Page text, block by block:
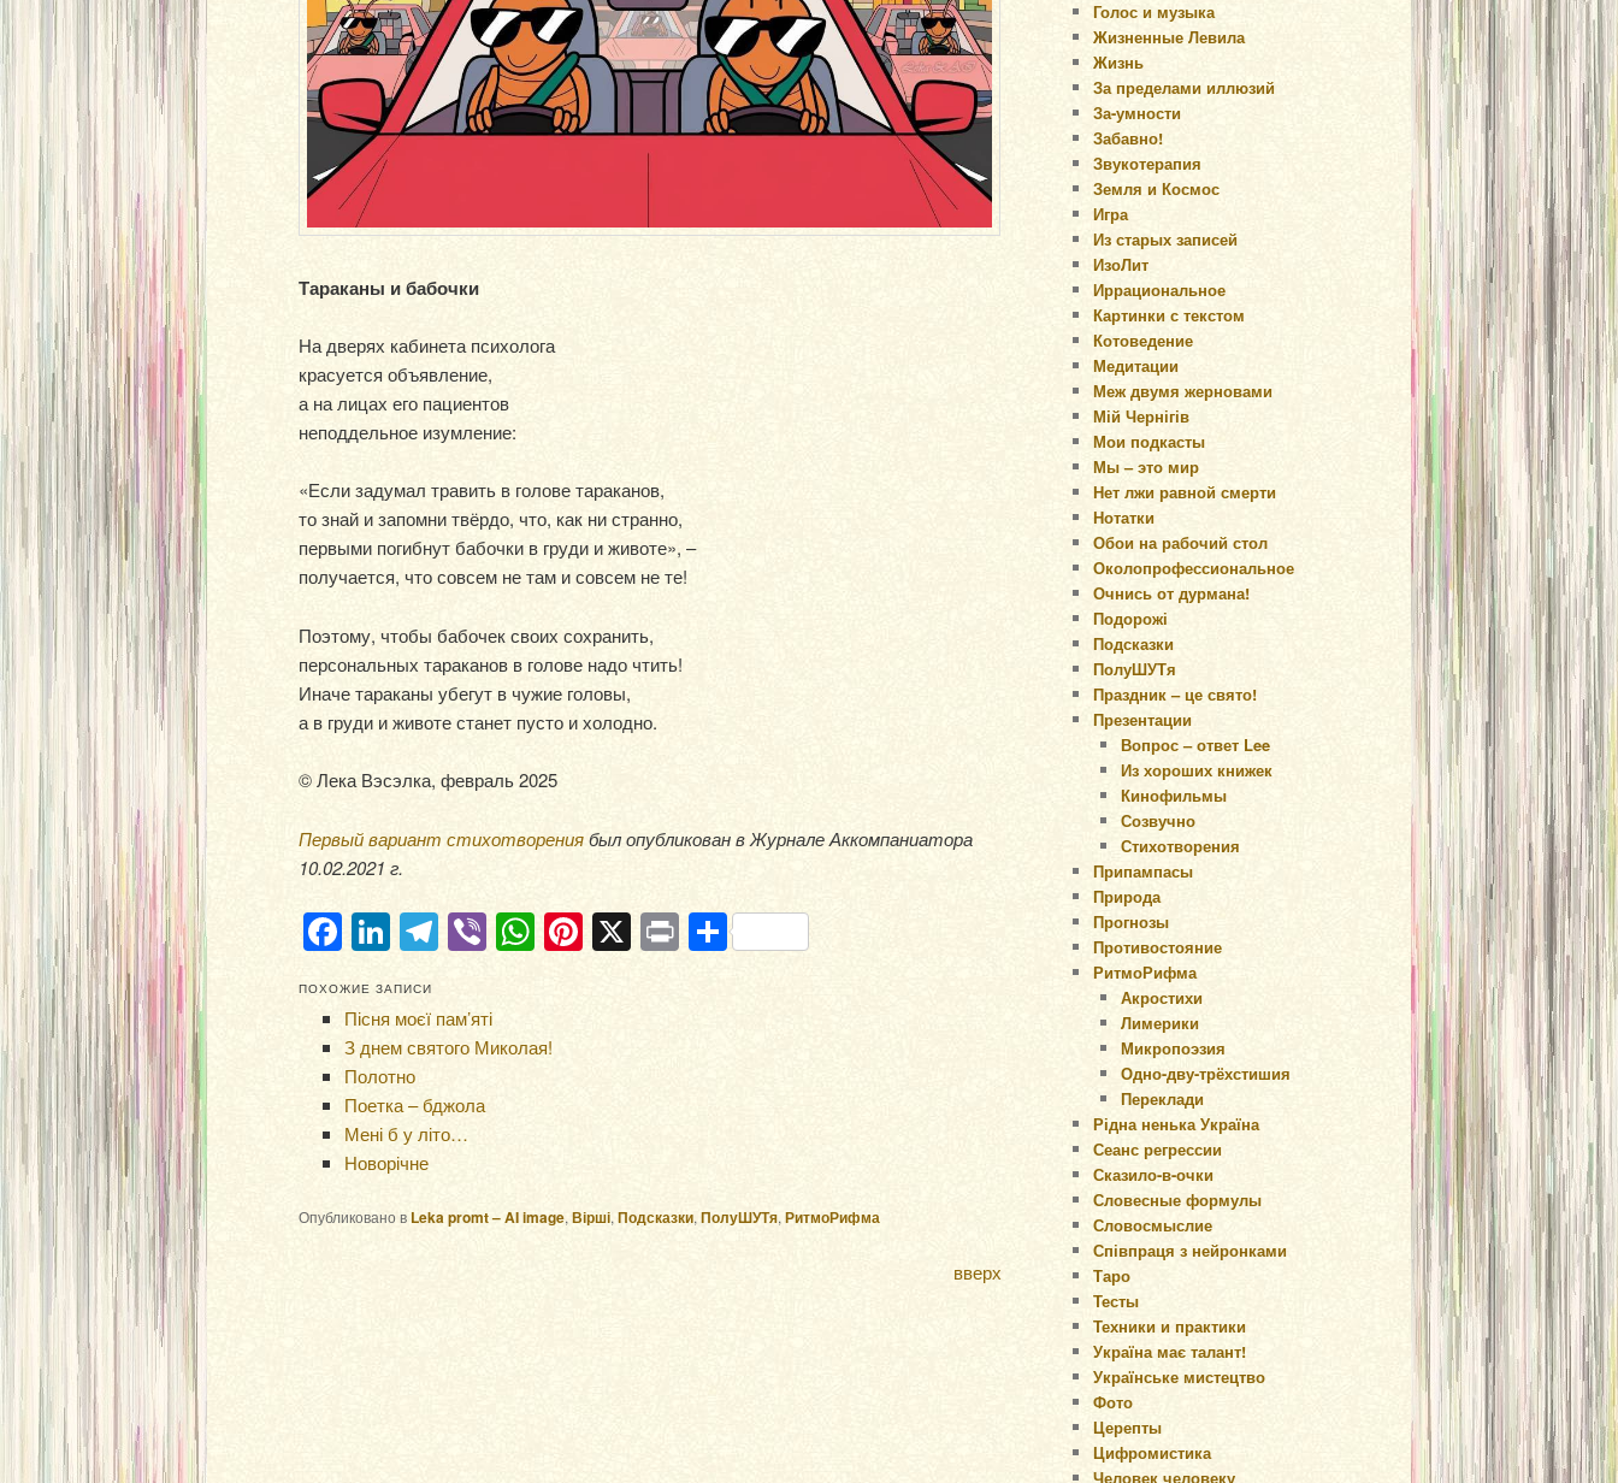
Тараканы и бабочки
На дверях кабинета психолога
красуется объявление,
а на лицах его пациентов
неподдельное изумление:
«Если задумал травить в голове тараканов,
то знай и запомни твёрдо, что, как ни странно,
первыми погибнут бабочки в груди и животе», –
получается, что совсем не там и совсем не те!
Поэтому, чтобы бабочек своих сохранить,
персональных тараканов в голове надо чтить!
Иначе тараканы убегут в чужие головы,
а в груди и животе станет пусто и холодно.
© Лека Вэсэлка, февраль 2025
Первый вариант стихотворениябыл опубликован в Журнале Аккомпаниатора
10.02.2021 г.
Facebook
LinkedIn
Telegram
ViberWhatsApp
Pinterest
X PrintОтправить
ПОХОЖИЕ ЗАПИСИ
Пісня моєї пам’яті
З днем святого Миколая!
Полотно
Поетка – бджола
Мені б у літо…
Новорічне
Опубликовано в Leka promt – AI image, Вірші, Подсказки, ПолуШУТя, РитмоРифма
вверх
Голос и музыка
Жизненные Левила
Жизнь
За пределами иллюзий
За-умности
Забавно!
Звукотерапия
Земля и Космос
Игра
Из старых записей
ИзоЛит
Иррациональное
Картинки с текстом
Котоведение
Медитации
Меж двумя жерновами
Мій Чернігів
Мои подкасты
Мы – это мир
Нет лжи равной смерти
Нотатки
Обои на рабочий стол
Околопрофессиональное
Очнись от дурмана!
Подорожі
Подсказки
ПолуШУТя
Праздник – це свято!
Презентации
Вопрос – ответ Lee
Из хороших книжек
Кинофильмы
Созвучно
Стихотворения
Припампасы
Природа
Прогнозы
Противостояние
РитмоРифма
Акростихи
Лимерики
Микропоэзия
Одно-дву-трёхстишия
Переклади
Рідна ненька Україна
Сеанс регрессии
Сказило-в-очки
Словесные формулы
Словосмыслие
Співпраця з нейронками
Таро
Тесты
Техники и практики
Україна має талант!
Українське мистецтво
Фото
Церепты
Цифромистика
Человек человеку